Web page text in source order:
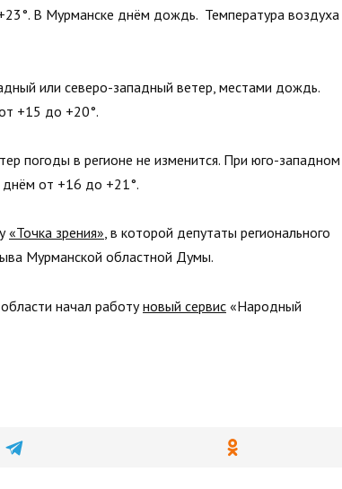
В Мурманске днём дождь. Температура воздуха
или северо-западный ветер, местами дождь.
+15 до +20°.
погоды в регионе не изменится. При юго-западном
днём от +16 до +21°.
«Точка зрения», в которой депутаты регионального
Мурманской областной Думы.
начал работуновый сервис «Народный